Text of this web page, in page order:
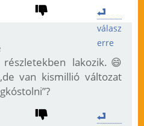
válasz
erre
lakozik.😄
van kismillió változat